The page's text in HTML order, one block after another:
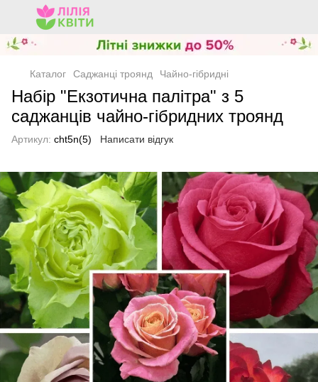
Каталог Саджанці троянд Чайно-гібридні
Набір "Екзотична палітра" з 5
саджанців чайно-гібридних троянд
Артикул: cht5n(5) Написати відгук